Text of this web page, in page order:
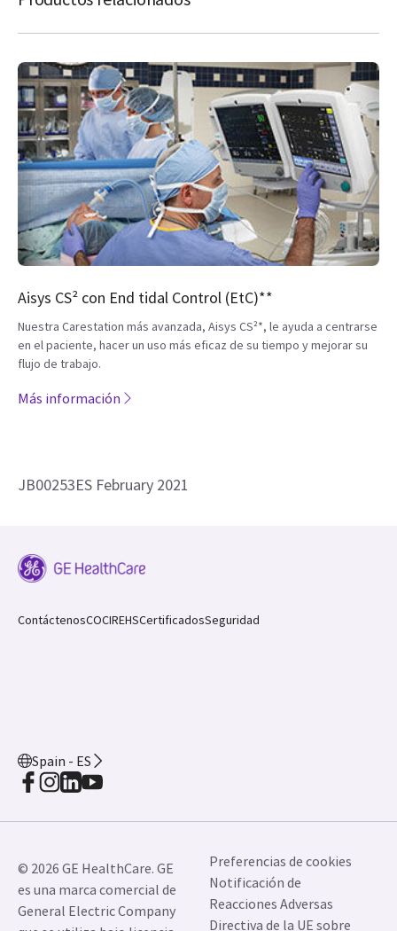
Aisys CS² con End tidal Control (EtC)**
Nuestra Carestation más avanzada, Aisys CS²*, le ayuda a centrarse
en el paciente, hacer un uso más eficaz de su tiempo y mejorar su
flujo de trabajo.
Más información
JB00253ES February 2021
ContáctenosCOCIREHSCertificadosSeguridad
Spain - ES
© 2026 GE HealthCare. GE
es una marca comercial de
General Electric Company
Preferencias de cookies
Notificación de
Reacciones Adversas
Directiva de la UE sobre